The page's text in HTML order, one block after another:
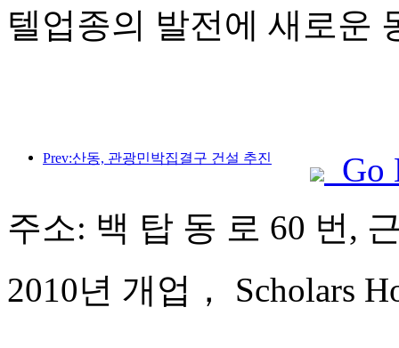
텔업종의 발전에 새로운
Prev:산동, 관광민박집결구 건설 추진
Go
주소: 백 탑 동 로 60 번,
2010년 개업， Scholars